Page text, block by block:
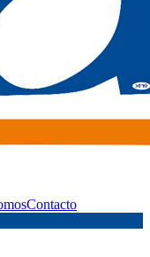
Contacto